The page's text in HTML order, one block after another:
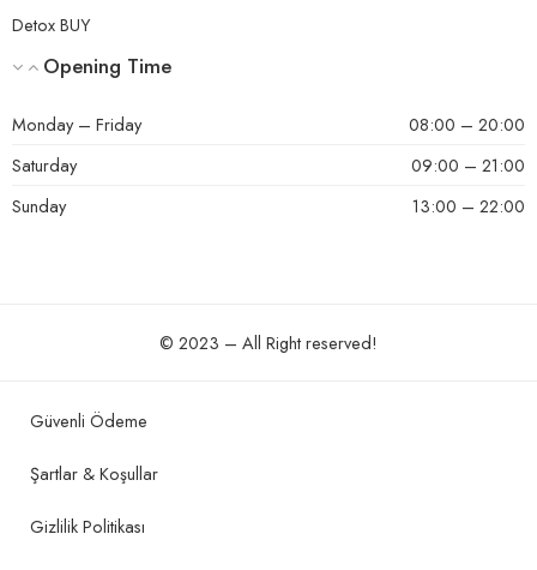
Detox BUY
Opening Time
Monday – Friday
08:00 – 20:00
Saturday
09:00 – 21:00
Sunday
13:00 – 22:00
© 2023 – All Right reserved!
Güvenli Ödeme
Şartlar & Koşullar
Gizlilik Politikası